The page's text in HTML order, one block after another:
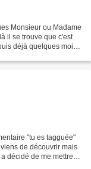
Monsieur ou Madame
il se trouve que c'est
déjà quelques mois,
"tu es tagguée"
de découvrir mais
décidé de me mettre